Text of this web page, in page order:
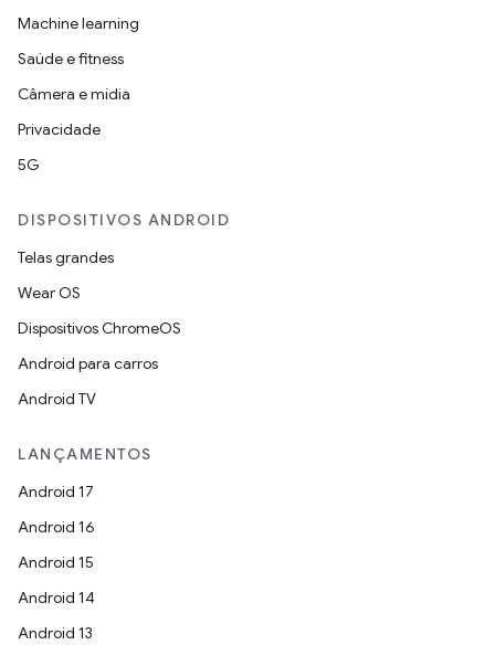
Machine learning
Saúde e fitness
Câmera e mídia
Privacidade
5G
DISPOSITIVOS ANDROID
Telas grandes
Wear OS
Dispositivos ChromeOS
Android para carros
Android TV
LANÇAMENTOS
Android 17
Android 16
Android 15
Android 14
Android 13